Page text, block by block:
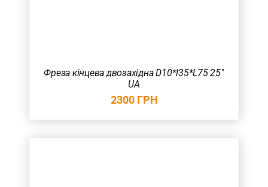
Фреза кінцева двозахідна D10*l35*L75 25°
UA
2300 ГРН